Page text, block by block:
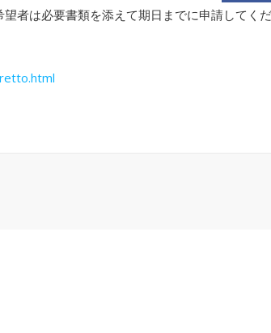
者は必要書類を添えて期日までに申請してく